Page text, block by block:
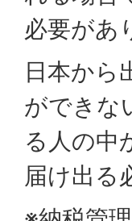
必要があ
日本から
ができな
る人の中
届け出る